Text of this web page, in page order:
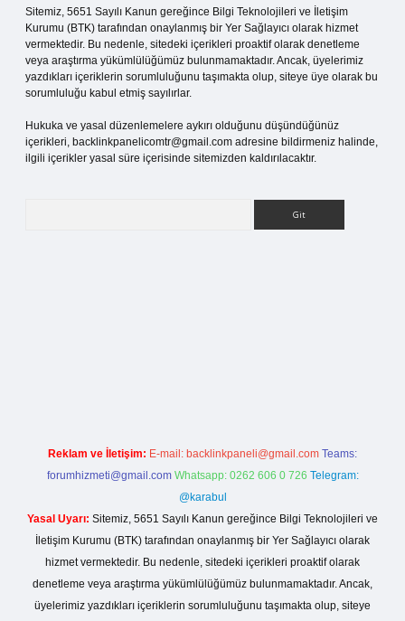
Sitemiz, 5651 Sayılı Kanun gereğince Bilgi Teknolojileri ve İletişim
Kurumu (BTK) tarafından onaylanmış bir Yer Sağlayıcı olarak hizmet
vermektedir. Bu nedenle, sitedeki içerikleri proaktif olarak denetleme
veya araştırma yükümlülüğümüz bulunmamaktadır. Ancak, üyelerimiz
yazdıkları içeriklerin sorumluluğunu taşımakta olup, siteye üye olarak bu
sorumluluğu kabul etmiş sayılırlar.
Hukuka ve yasal düzenlemelere aykırı olduğunu düşündüğünüz
içerikleri, backlinkpanelicomtr@gmail.com adresine bildirmeniz halinde,
ilgili içerikler yasal süre içerisinde sitemizden kaldırılacaktır.
Reklam ve İletişim: E-mail: backlinkpaneli@gmail.com Teams:
forumhizmeti@gmail.com Whatsapp: 0262 606 0 726 Telegram:
@karabul
Yasal Uyarı: Sitemiz, 5651 Sayılı Kanun gereğince Bilgi Teknolojileri ve
İletişim Kurumu (BTK) tarafından onaylanmış bir Yer Sağlayıcı olarak
hizmet vermektedir. Bu nedenle, sitedeki içerikleri proaktif olarak
denetleme veya araştırma yükümlülüğümüz bulunmamaktadır. Ancak,
üyelerimiz yazdıkları içeriklerin sorumluluğunu taşımakta olup, siteye